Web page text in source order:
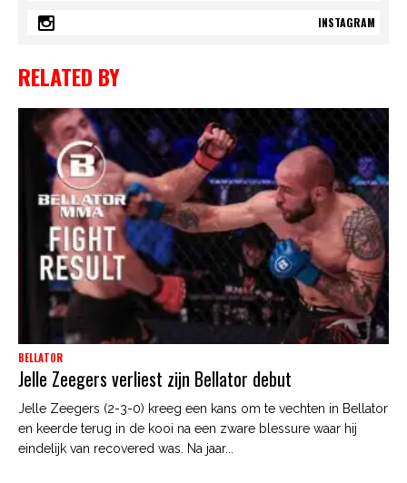
INSTAGRAM
RELATED BY
BELLATOR
Jelle Zeegers verliest zijn Bellator debut
Jelle Zeegers (2-3-0) kreeg een kans om te vechten in Bellator
en keerde terug in de kooi na een zware blessure waar hij
eindelijk van recovered was. Na jaar...